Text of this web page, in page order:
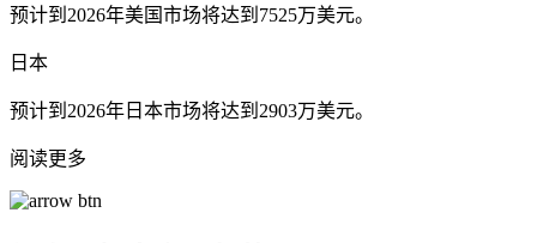
预计到2026年美国市场将达到7525万美元。
日本
预计到2026年日本市场将达到2903万美元。
阅读更多